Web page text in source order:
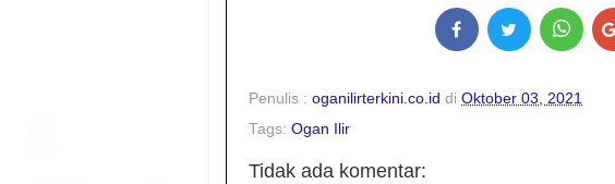
Penulis : oganilirterkini.co.id di Oktober 03, 2021
Tags: Ogan Ilir
Tidak ada komentar: